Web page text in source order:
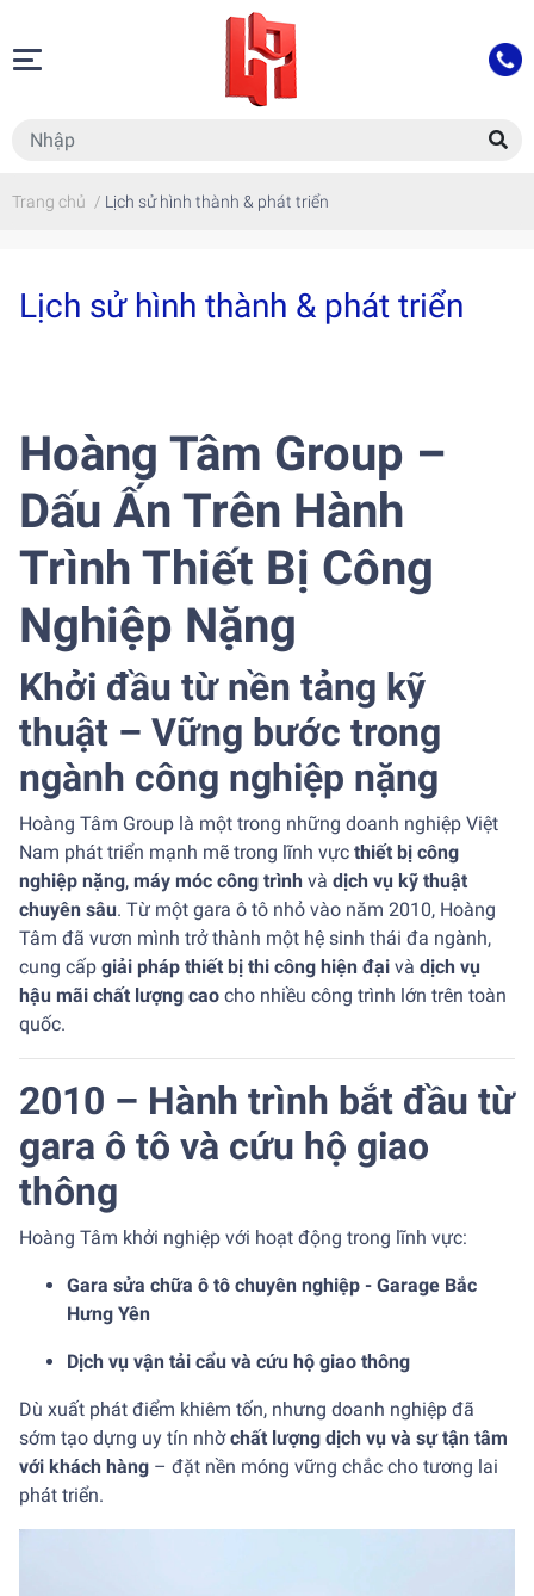
Trang chủ / Lịch sử hình thành & phát triển
Lịch sử hình thành & phát triển
Hoàng Tâm Group –
Dấu Ấn Trên Hành
Trình Thiết Bị Công
Nghiệp Nặng
Khởi đầu từ nền tảng kỹ
thuật – Vững bước trong
ngành công nghiệp nặng
Hoàng Tâm Group là một trong những doanh nghiệp Việt
Nam phát triển mạnh mẽ trong lĩnh vực thiết bị công
nghiệp nặng, máy móc công trình và dịch vụ kỹ thuật
chuyên sâu. Từ một gara ô tô nhỏ vào năm 2010, Hoàng
Tâm đã vươn mình trở thành một hệ sinh thái đa ngành,
cung cấp giải pháp thiết bị thi công hiện đại và dịch vụ
hậu mãi chất lượng cao cho nhiều công trình lớn trên toàn
quốc.
2010 – Hành trình bắt đầu từ
gara ô tô và cứu hộ giao
thông
Hoàng Tâm khởi nghiệp với hoạt động trong lĩnh vực:
Gara sửa chữa ô tô chuyên nghiệp - Garage Bắc
Hưng Yên
Dịch vụ vận tải cẩu và cứu hộ giao thông
Dù xuất phát điểm khiêm tốn, nhưng doanh nghiệp đã
sớm tạo dựng uy tín nhờchất lượng dịch vụ và sự tận tâm
với khách hàng – đặt nền móng vững chắc cho tương lai
phát triển.